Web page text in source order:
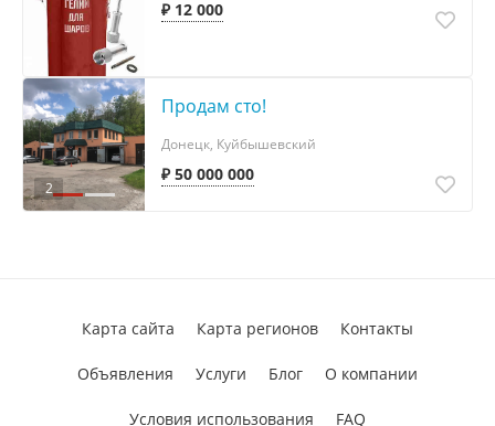
₽ 12 000
2
Продам сто!
₽ 50 000 000
Донецк, Куйбышевский
Карта сайта Карта регионов Контакты
Объявления Услуги Блог О компании
Условия использования FAQ